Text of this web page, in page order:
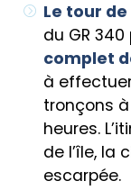
Le tour
du GR
complet
à
tronçons
heures.
de l’île, la
escarpée.